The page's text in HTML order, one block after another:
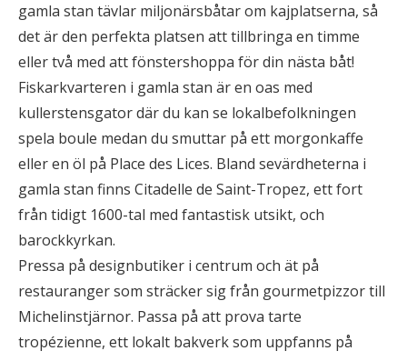
gamla stan tävlar miljonärsbåtar om kajplatserna, så
det är den perfekta platsen att tillbringa en timme
eller två med att fönstershoppa för din nästa båt!
Fiskarkvarteren i gamla stan är en oas med
kullerstensgator där du kan se lokalbefolkningen
spela boule medan du smuttar på ett morgonkaffe
eller en öl på Place des Lices. Bland sevärdheterna i
gamla stan finns Citadelle de Saint-Tropez, ett fort
från tidigt 1600-tal med fantastisk utsikt, och
barockkyrkan.
Pressa på designbutiker i centrum och ät på
restauranger som sträcker sig från gourmetpizzor till
Michelinstjärnor. Passa på att prova tarte
tropézienne, ett lokalt bakverk som uppfanns på